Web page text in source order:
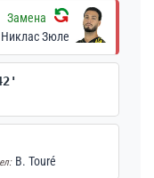
Замена
Никлас Зюле
B. Touré